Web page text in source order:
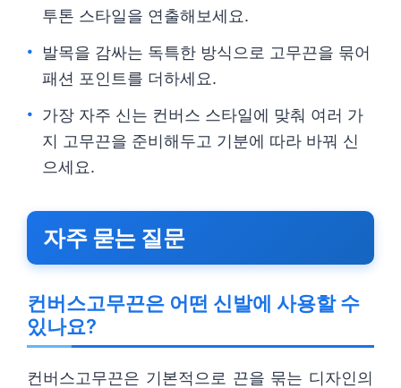
투톤 스타일을 연출해보세요.
발목을 감싸는 독특한 방식으로 고무끈을 묶어
패션 포인트를 더하세요.
가장 자주 신는 컨버스 스타일에 맞춰 여러 가
지 고무끈을 준비해두고 기분에 따라 바꿔 신
으세요.
자주 묻는 질문
컨버스고무끈은 어떤 신발에 사용할 수
있나요?
컨버스고무끈은 기본적으로 끈을 묶는 디자인의